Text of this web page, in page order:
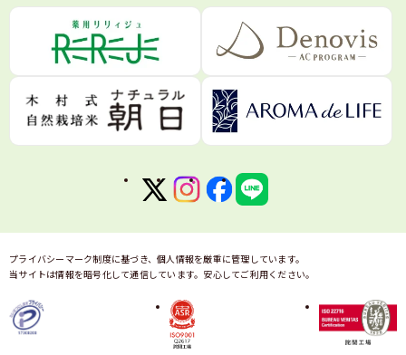
プライバシーマーク制度に基づき、個人情報を厳重に管理しています。
当サイトは情報を暗号化して通信しています。安心してご利用ください。